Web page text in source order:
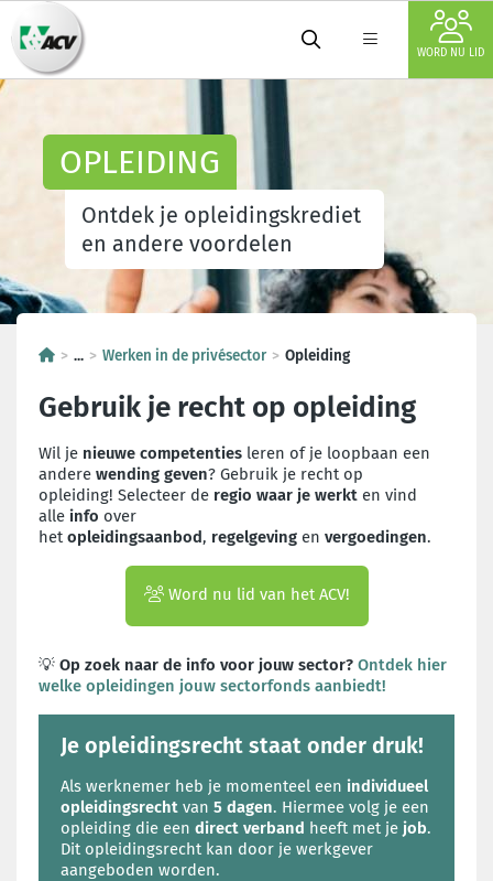
WORD NU LID
OPLEIDING
Ontdek je opleidingskrediet
en andere voordelen
... Werken in de privésector Opleiding
Gebruik je recht op opleiding
Wil je nieuwe competenties leren of je loopbaan een
andere wending geven? Gebruik je recht op
opleiding! Selecteer de regio waar je werkt en vind
alle info over
het opleidingsaanbod, regelgeving en vergoedingen.
Word nu lid van het ACV!
💡 Op zoek naar de info voor jouw sector? Ontdek hier
welke opleidingen jouw sectorfonds aanbiedt!
Je opleidingsrecht staat onder druk!
Als werknemer heb je momenteel een individueel
opleidingsrecht van 5 dagen. Hiermee volg je een
opleiding die een direct verband heeft met je job.
Dit opleidingsrecht kan door je werkgever
aangeboden worden.